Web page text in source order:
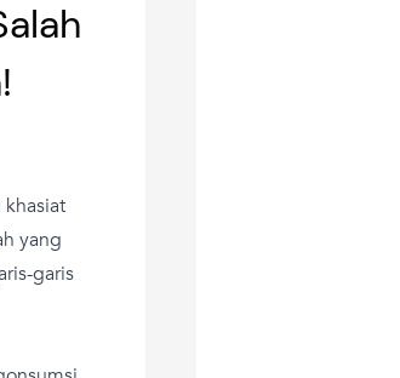
yang
garis